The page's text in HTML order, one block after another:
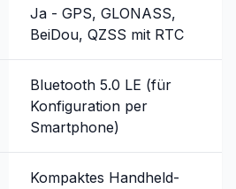
Ja - GPS, GLONASS,
BeiDou, QZSS mit RTC
Bluetooth 5.0 LE (für
Konfiguration per
Smartphone)
Kompaktes Handheld-